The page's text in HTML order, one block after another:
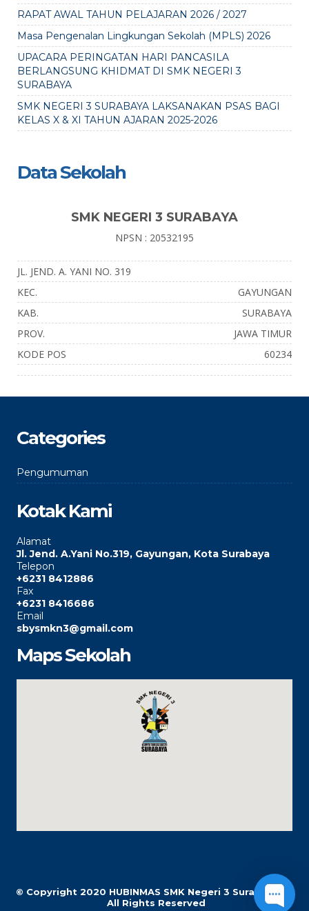
RAPAT AWAL TAHUN PELAJARAN 2026 / 2027
Masa Pengenalan Lingkungan Sekolah (MPLS) 2026
UPACARA PERINGATAN HARI PANCASILA
BERLANGSUNG KHIDMAT DI SMK NEGERI 3
SURABAYA
SMK NEGERI 3 SURABAYA LAKSANAKAN PSAS BAGI
KELAS X & XI TAHUN AJARAN 2025-2026
Data Sekolah
SMK NEGERI 3 SURABAYA
NPSN : 20532195
JL. JEND. A. YANI NO. 319
KEC.
GAYUNGAN
KAB.
SURABAYA
PROV.
JAWA TIMUR
KODE POS
60234
Categories
Pengumuman
Kotak Kami
Alamat
Jl. Jend. A.Yani No.319, Gayungan, Kota Surabaya
Telepon
+6231 8412886
Fax
+6231 8416686
Email
sbysmkn3@gmail.com
Maps Sekolah
© Copyright 2020 HUBINMAS SMK Negeri 3 Surabaya |
All Rights Reserved